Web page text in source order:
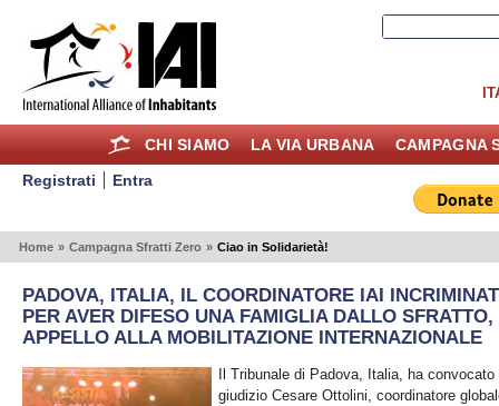
CHI SIAMO LA VIA URBANA CAMPAGNA
Registrati Entra
Home » Campagna Sfratti Zero » Ciao in Solidarietà!
PADOVA, ITALIA, IL COORDINATORE IAI
PER AVER DIFESO UNA FAMIGLIA DALLO SFRATTO,
APPELLO ALLA MOBILITAZIONE INTERNAZIONALE
Il Tribunale di Padova, Italia, ha convocato
giudizio Cesare Ottolini, coordinatore